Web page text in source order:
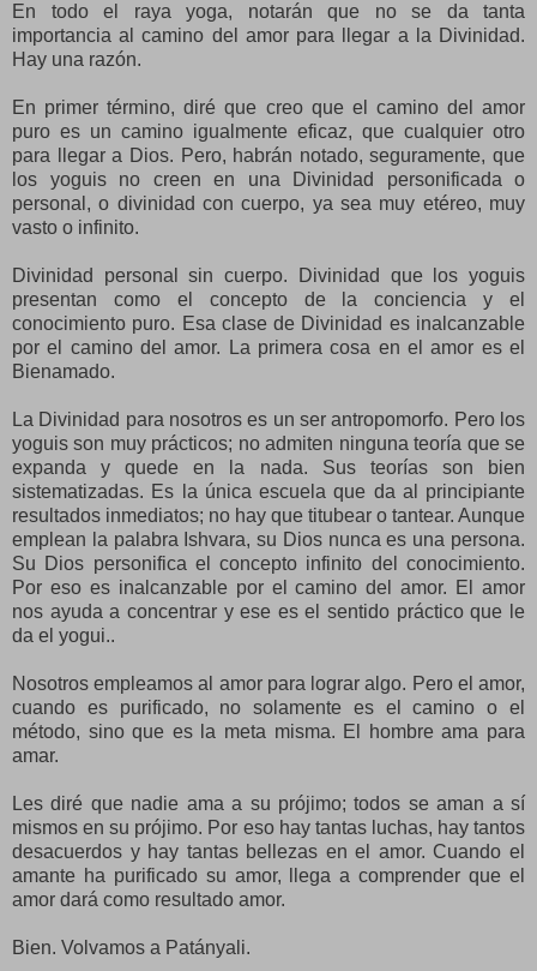
En todo el raya yoga, notarán que no se da tanta
importancia al camino del amor para llegar a la Divinidad.
Hay una razón.
En primer término, diré que creo que el camino del amor
puro es un camino igualmente eficaz, que cualquier otro
para llegar a Dios. Pero, habrán notado, seguramente, que
los yoguis no creen en una Divinidad personificada o
personal, o divinidad con cuerpo, ya sea muy etéreo, muy
vasto o infinito.
Divinidad personal sin cuerpo. Divinidad que los yoguis
presentan como el concepto de la conciencia y el
conocimiento puro. Esa clase de Divinidad es inalcanzable
por el camino del amor. La primera cosa en el amor es el
Bienamado.
La Divinidad para nosotros es un ser antropomorfo. Pero los
yoguis son muy prácticos; no admiten ninguna teoría que se
expanda y quede en la nada. Sus teorías son bien
sistematizadas. Es la única escuela que da al principiante
resultados inmediatos; no hay que titubear o tantear. Aunque
emplean la palabra Ishvara, su Dios nunca es una persona.
Su Dios personifica el concepto infinito del conocimiento.
Por eso es inalcanzable por el camino del amor. El amor
nos ayuda a concentrar y ese es el sentido práctico que le
da el yogui..
Nosotros empleamos al amor para lograr algo. Pero el amor,
cuando es purificado, no solamente es el camino o el
método, sino que es la meta misma. El hombre ama para
amar.
Les diré que nadie ama a su prójimo; todos se aman a sí
mismos en su prójimo. Por eso hay tantas luchas, hay tantos
desacuerdos y hay tantas bellezas en el amor. Cuando el
amante ha purificado su amor, llega a comprender que el
amor dará como resultado amor.
Bien. Volvamos a Patányali.